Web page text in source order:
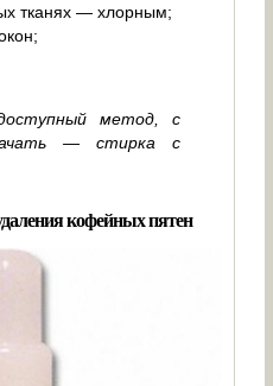
тканях — хлорным;
метод, с
— стирка с
кофейных пятен